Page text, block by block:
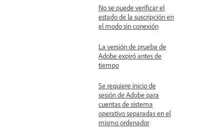
No se puede verificar el
estado de la suscripción en
el modo sin conexión
La versión de prueba de
Adobe expiró antes de
tiempo
Se requiere inicio de
sesión de Adobe para
cuentas de sistema
operativo separadas en el
mismo ordenador